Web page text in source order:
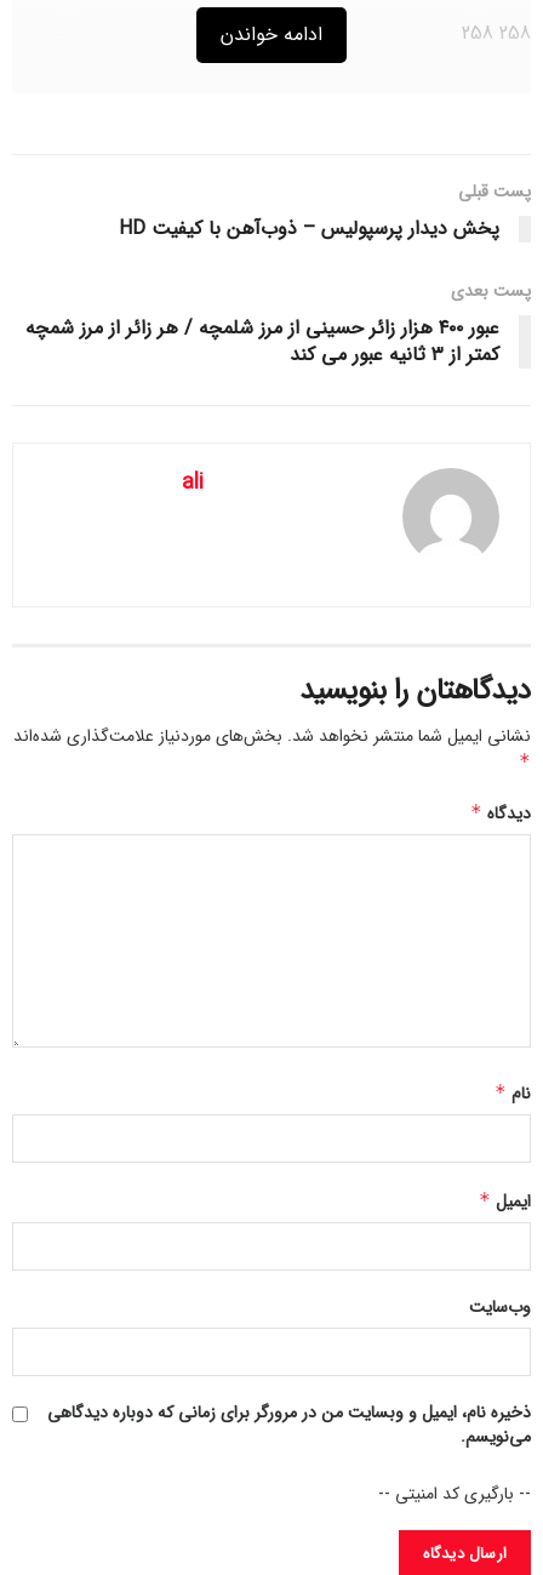
258 258
ادامه خواندن
پست قبلی
پخش دیدار پرسپولیس – ذوب‌آهن با کیفیت HD
پست‌ بعدی
عبور ۴۰۰ هزار زائر حسینی از مرز شلمچه / هر زائر از مرز شمچه
کمتر از ۳ ثانیه عبور می کند
ali
دیدگاهتان را بنویسید
نشانی ایمیل شما منتشر نخواهد شد. بخش‌های موردنیاز علامت‌گذاری شده‌اند
*
دیدگاه*
نام*
ایمیل*
وب‌سایت
ذخیره نام، ایمیل و وبسایت من در مرورگر برای زمانی که دوباره دیدگاهی
می‌نویسم.
-- بارگیری کد امنیتی --